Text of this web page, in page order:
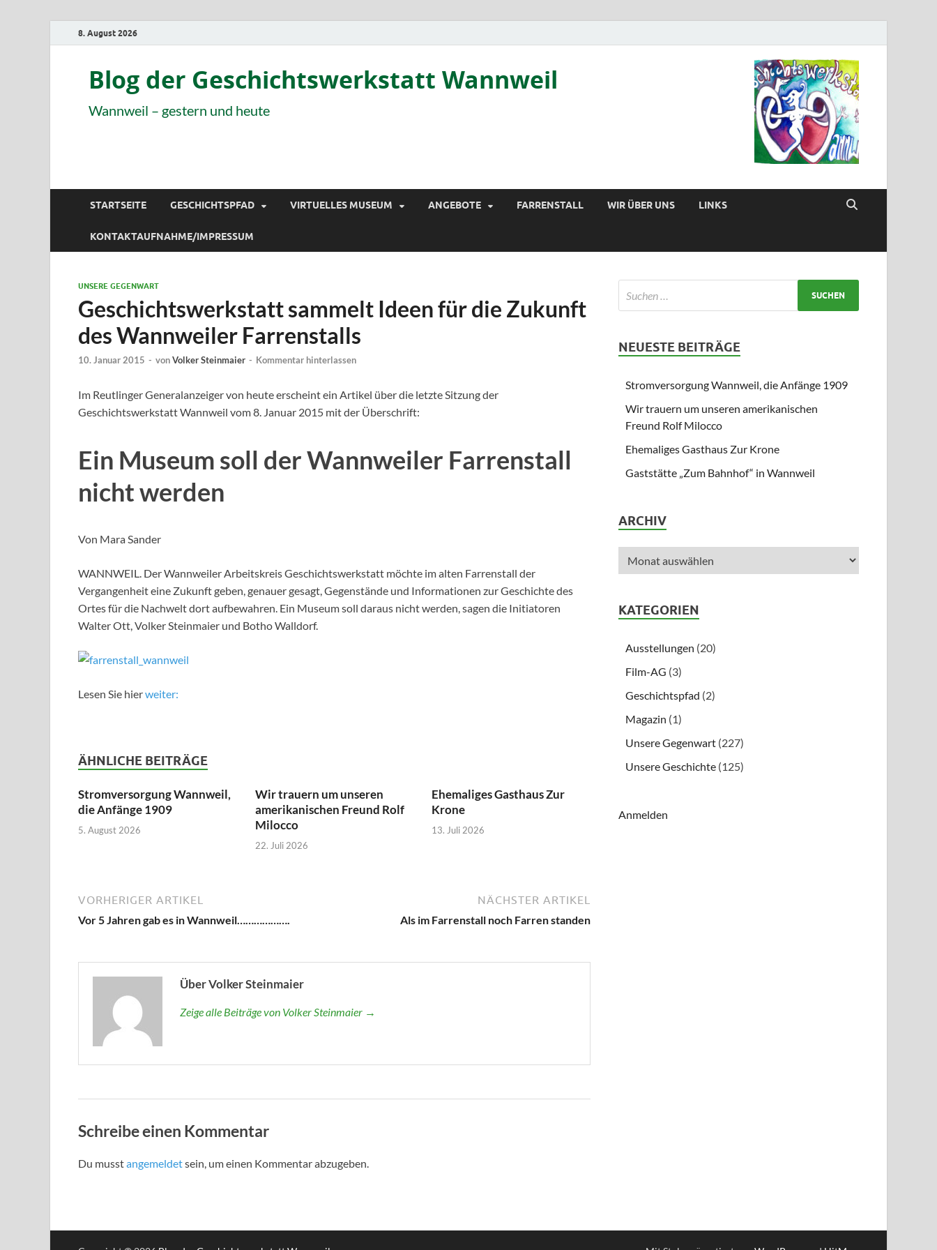
8. August 2026
Blog der Geschichtswerkstatt Wannweil
Wannweil – gestern und heute
STARTSEITE GESCHICHTSPFAD VIRTUELLES MUSEUM ANGEBOTE FARRENSTALL WIR ÜBER UNS LINKS
KONTAKTAUFNAHME/IMPRESSUM
UNSERE GEGENWART
Geschichtswerkstatt sammelt Ideen für die Zukunft
des Wannweiler Farrenstalls
10. Januar 2015 - vonVolker Steinmaier - Kommentar hinterlassen
Im Reutlinger Generalanzeiger von heute erscheint ein Artikel über die letzte Sitzung der
Geschichtswerkstatt Wannweil vom 8. Januar 2015 mit der Überschrift:
Ein Museum soll der Wannweiler Farrenstall
nicht werden
Von Mara Sander
WANNWEIL. Der Wannweiler Arbeitskreis Geschichtswerkstatt möchte im alten Farrenstall der
Vergangenheit eine Zukunft geben, genauer gesagt, Gegenstände und Informationen zur Geschichte des
Ortes für die Nachwelt dort aufbewahren. Ein Museum soll daraus nicht werden, sagen die Initiatoren
Walter Ott, Volker Steinmaier und Botho Walldorf.
Lesen Sie hierweiter:
ÄHNLICHE BEITRÄGE
Stromversorgung Wannweil,
die Anfänge 1909
5. August 2026
Wir trauern um unseren
amerikanischen Freund Rolf
Milocco
22. Juli 2026
Ehemaliges Gasthaus Zur
Krone
13. Juli 2026
VORHERIGER ARTIKEL
Vor 5 Jahren gab es in Wannweil……………….
NÄCHSTER ARTIKEL
Als im Farrenstall noch Farren standen
Über Volker Steinmaier
Zeige alle Beiträge von Volker Steinmaier →
Schreibe einen Kommentar
Du musstangemeldetsein, um einen Kommentar abzugeben.
NEUESTE BEITRÄGE
Stromversorgung Wannweil, die Anfänge 1909
Wir trauern um unseren amerikanischen
Freund Rolf Milocco
Ehemaliges Gasthaus Zur Krone
Gaststätte „Zum Bahnhof“ in Wannweil
ARCHIV
KATEGORIEN
Ausstellungen (20)
Film-AG (3)
Geschichtspfad (2)
Magazin (1)
Unsere Gegenwart (227)
Unsere Geschichte (125)
Anmelden